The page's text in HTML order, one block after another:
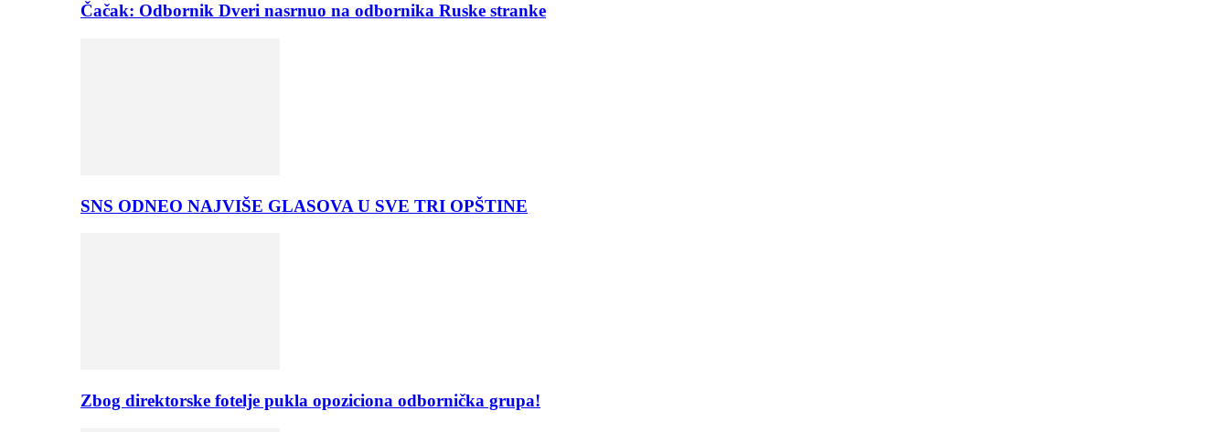
Čačak: Odbornik Dveri nasrnuo na odbornika Ruske stranke
SNS ODNEO NAJVIŠE GLASOVA U SVE TRI OPŠTINE
Zbog direktorske fotelje pukla opoziciona odbornička grupa!